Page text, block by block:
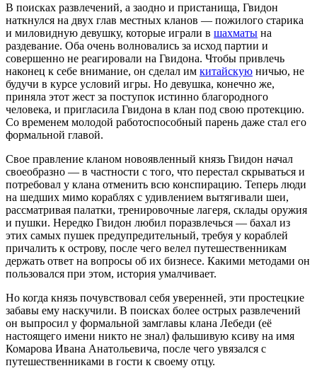
В поисках развлечений, а заодно и пристанища, Гвидон
наткнулся на двух глав местных кланов — пожилого старика
и миловидную девушку, которые играли в шахматы на
раздевание. Оба очень волновались за исход партии и
совершенно не реагировали на Гвидона. Чтобы привлечь
наконец к себе внимание, он сделал им китайскую ничью, не
будучи в курсе условий игры. Но девушка, конечно же,
приняла этот жест за поступок истинно благородного
человека, и пригласила Гвидона в клан под свою протекцию.
Со временем молодой работоспособный парень даже стал его
формальной главой.
Свое правление кланом новоявленный князь Гвидон начал
своеобразно — в частности с того, что перестал скрываться и
потребовал у клана отменить всю конспирацию. Теперь люди
на шедших мимо кораблях с удивлением вытягивали шеи,
рассматривая палатки, тренировочные лагеря, склады оружия
и пушки. Нередко Гвидон любил поразвлечься — бахал из
этих самых пушек предупредительный, требуя у кораблей
причалить к острову, после чего велел путешественникам
держать ответ на вопросы об их бизнесе. Какими методами он
пользовался при этом, история умалчивает.
Но когда князь почувствовал себя уверенней, эти простецкие
забавы ему наскучили. В поисках более острых развлечений
он выпросил у формальной замглавы клана Лебеди (её
настоящего имени никто не знал) фальшивую ксиву на имя
Комарова Ивана Анатольевича, после чего увязался с
путешественниками в гости к своему отцу.